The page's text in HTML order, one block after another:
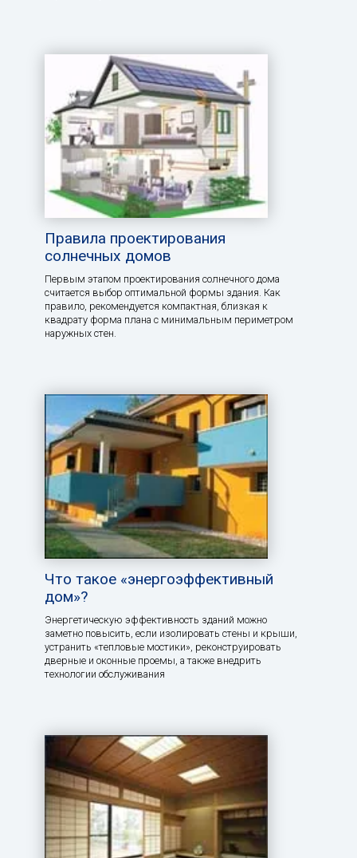
Правила проектирования
солнечных домов
Первым этапом проектирования солнечного дома
считается выбор оптимальной формы здания. Как
правило, рекомендуется компактная, близкая к
квадрату форма плана с минимальным периметром
наружных стен.
Что такое «энергоэффективный
дом»?
Энергетическую эффективность зданий можно
заметно повысить, если изолировать стены и крыши,
устранить «тепловые мостики», реконструировать
дверные и оконные проемы, а также внедрить
технологии обслуживания